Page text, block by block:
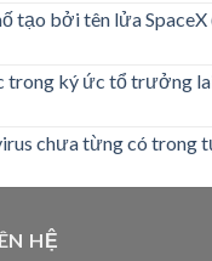
tạo bởi tên lửa
trong ký ức tổ trưởng
chưa từng có trong
HỆ